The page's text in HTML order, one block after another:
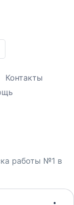
Контакты
работы №1 в